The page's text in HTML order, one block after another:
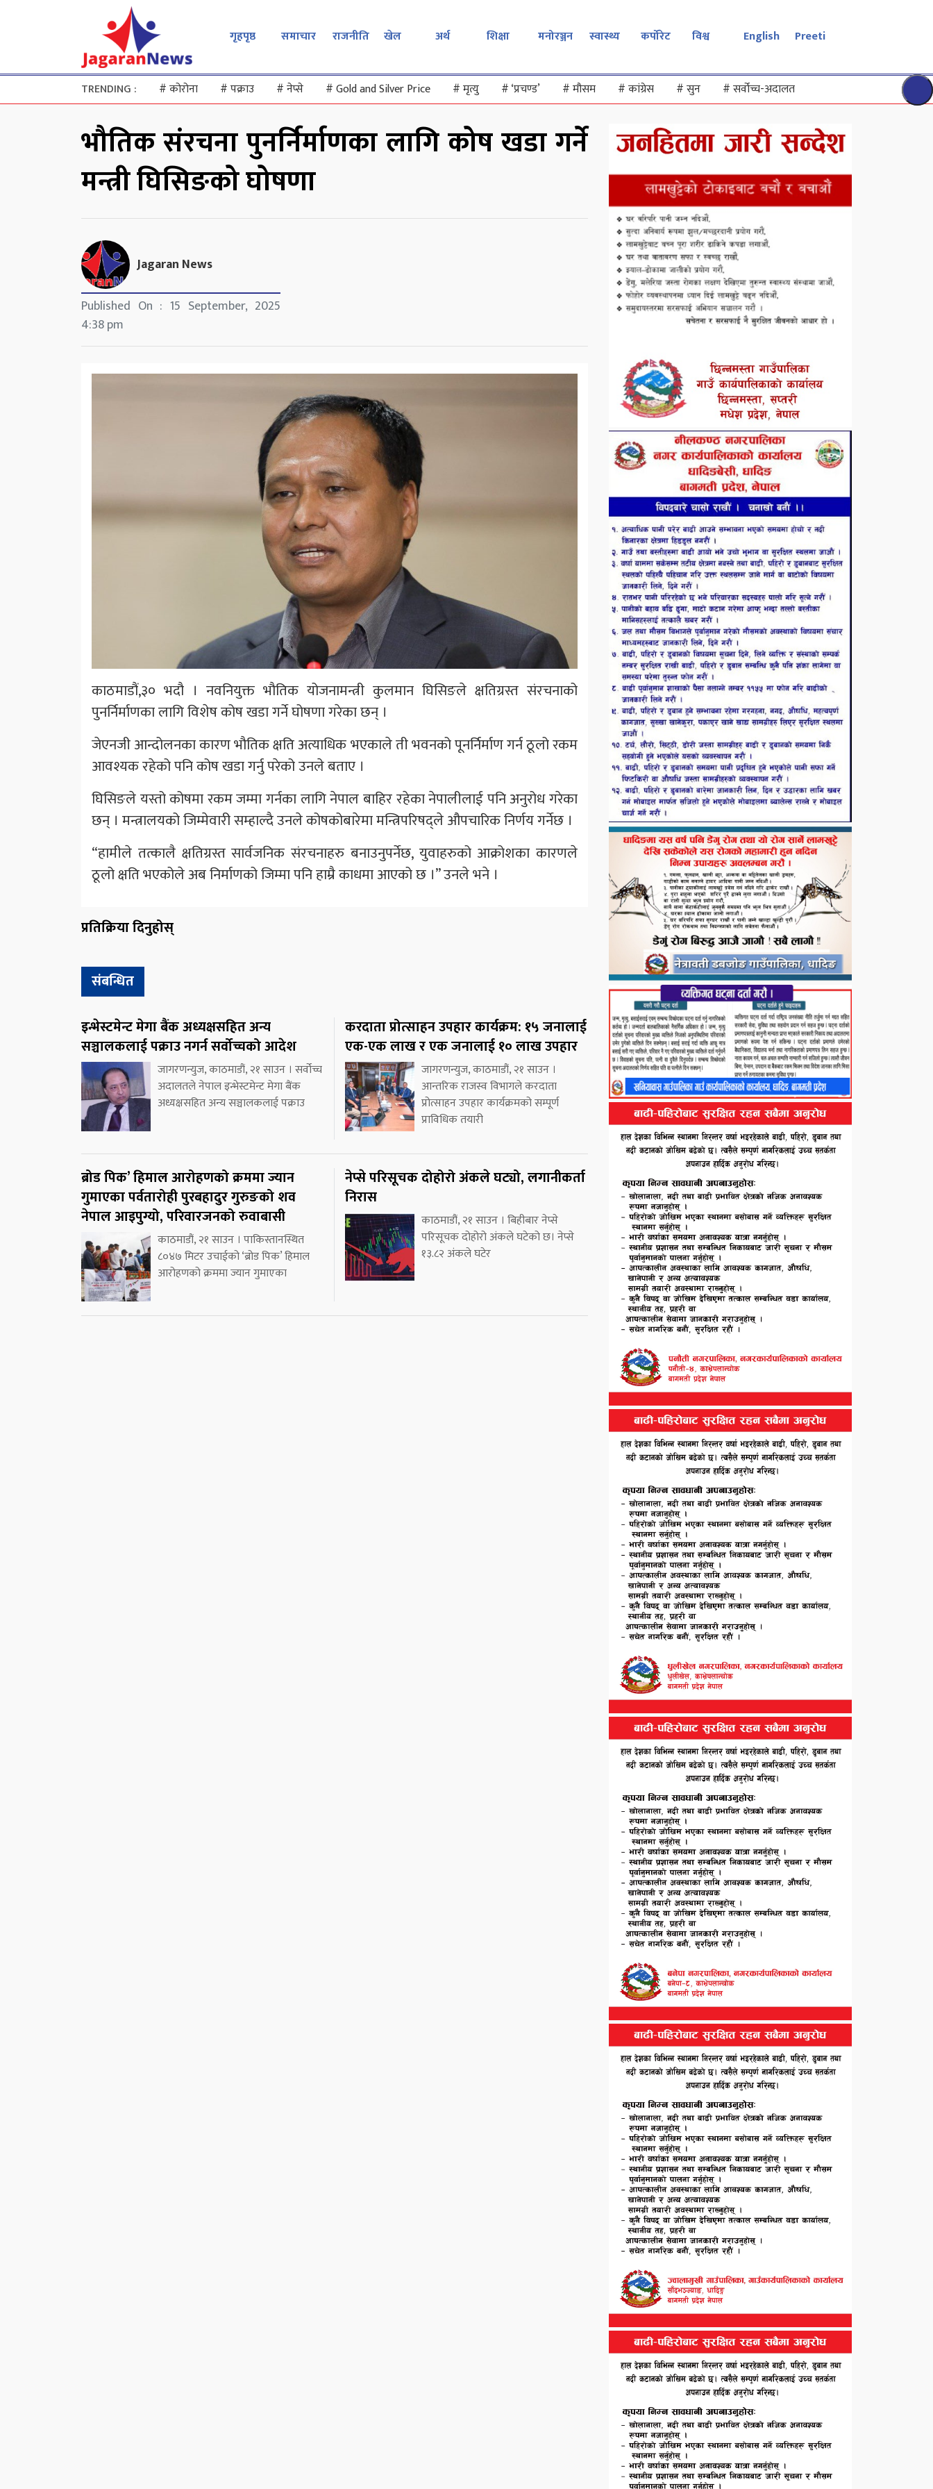
गृहपृष्ठ समाचार राजनीति खेल अर्थ शिक्षा मनोरञ्जन स्वास्थ्य कर्पोरेट विश्व English Preeti
TRENDING : #कोरोना #पक्राउ #नेप्से #Gold and Silver Price #मृत्यु #‘प्रचण्ड’ #मौसम #कांग्रेस #सुन #सर्वोच्च-अदालत
भौतिक संरचना पुनर्निर्माणका लागि कोष खडा गर्ने
मन्त्री घिसिङको घोषणा
Jagaran News
Published On : 15 September, 2025
4:38 pm
काठमाडौं,३० भदौ । नवनियुक्त भौतिक योजनामन्त्री कुलमान घिसिङले क्षतिग्रस्त संरचनाको
पुनर्निर्माणका लागि विशेष कोष खडा गर्ने घोषणा गरेका छन् ।
जेएनजी आन्दोलनका कारण भौतिक क्षति अत्याधिक भएकाले ती भवनको पूनर्निर्माण गर्न ठूलो रकम
आवश्यक रहेको पनि कोष खडा गर्नु परेको उनले बताए ।
घिसिङले यस्तो कोषमा रकम जम्मा गर्नका लागि नेपाल बाहिर रहेका नेपालीलाई पनि अनुरोध गरेका
छन् । मन्त्रालयको जिम्मेवारी सम्हाल्दै उनले कोषकोबारेमा मन्त्रिपरिषद्ले औपचारिक निर्णय गर्नेछ ।
“हामीले तत्कालै क्षतिग्रस्त सार्वजनिक संरचनाहरु बनाउनुपर्नेछ, युवाहरुको आक्रोशका कारणले
ठूलो क्षति भएकोले अब निर्माणको जिम्मा पनि हाम्रै काधमा आएको छ ।” उनले भने ।
प्रतिक्रिया दिनुहोस्
संबन्धित
इन्भेस्टमेन्ट मेगा बैंक अध्यक्षसहित अन्य
सञ्चालकलाई पक्राउ नगर्न सर्वोच्चको आदेश
जागरणन्युज, काठमाडौं, २१ साउन । सर्वोच्च
अदालतले नेपाल इन्भेस्टमेन्ट मेगा बैंक
अध्यक्षसहित अन्य सञ्चालकलाई पक्राउ
करदाता प्रोत्साहन उपहार कार्यक्रम: १५ जनालाई
एक-एक लाख र एक जनालाई १० लाख उपहार
जागरणन्युज, काठमाडौं, २१ साउन ।
आन्तरिक राजस्व विभागले करदाता
प्रोत्साहन उपहार कार्यक्रमको सम्पूर्ण
प्राविधिक तयारी
ब्रोड पिक’ हिमाल आरोहणको क्रममा ज्यान
गुमाएका पर्वतारोही पुरबहादुर गुरुङको शव
नेपाल आइपुग्यो, परिवारजनको रुवाबासी
काठमाडौं, २१ साउन । पाकिस्तानस्थित
८०४७ मिटर उचाईको ‘ब्रोड पिक’ हिमाल
आरोहणको क्रममा ज्यान गुमाएका
नेप्से परिसूचक दोहोरो अंकले घट्यो, लगानीकर्ता
निरास
काठमाडौं, २१ साउन । बिहीबार नेप्से
परिसूचक दोहोरो अंकले घटेको छ। नेप्से
१३.८२ अंकले घटेर